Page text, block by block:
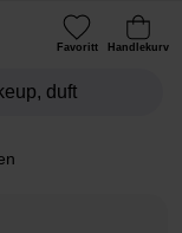
Favoritt Handlekurv